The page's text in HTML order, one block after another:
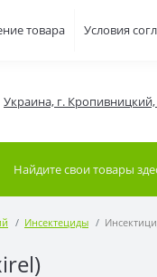
товара Условия
Украина, г.
Инсектециды